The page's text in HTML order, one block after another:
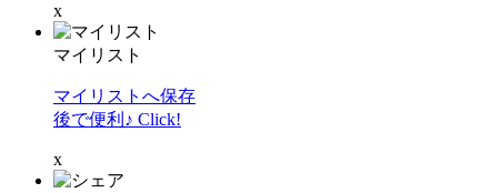
x
マイリスト
マイリストへ保存
後で便利♪ Click!
x